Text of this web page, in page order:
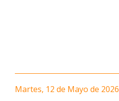
Martes, 12 de Mayo de 2026